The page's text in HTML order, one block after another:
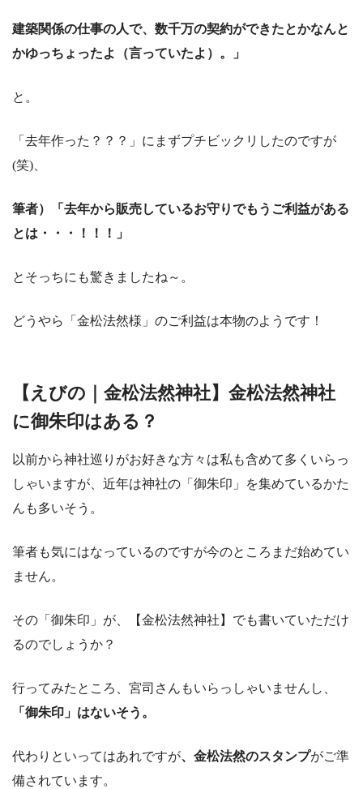
建築関係の仕事の人で、数千万の契約ができたとかなんと
かゆっちょったよ（言っていたよ）。」
と。
「去年作った？？？」にまずプチビックリしたのですが
(笑)、
筆者）「去年から販売しているお守りでもうご利益がある
とは・・・！！！」
とそっちにも驚きましたね～。
どうやら「金松法然様」のご利益は本物のようです！
【えびの｜金松法然神社】金松法然神社
に御朱印はある？
以前から神社巡りがお好きな方々は私も含めて多くいらっ
しゃいますが、近年は神社の「御朱印」を集めているかた
んも多いそう。
筆者も気にはなっているのですが今のところまだ始めてい
ません。
その「御朱印」が、【金松法然神社】でも書いていただけ
るのでしょうか？
行ってみたところ、宮司さんもいらっしゃいませんし、
「御朱印」はないそう。
代わりといってはあれですが、金松法然のスタンプがご準
備されています。